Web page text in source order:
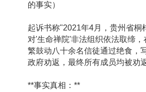
的事实）
起诉书称"2021年4月，贵州省桐
对'生命禅院'非法组织依法取缔
繁鼓动八十余名信徒通过绝食，
政府劝返，最终所有成员均被劝
**事实真相：**